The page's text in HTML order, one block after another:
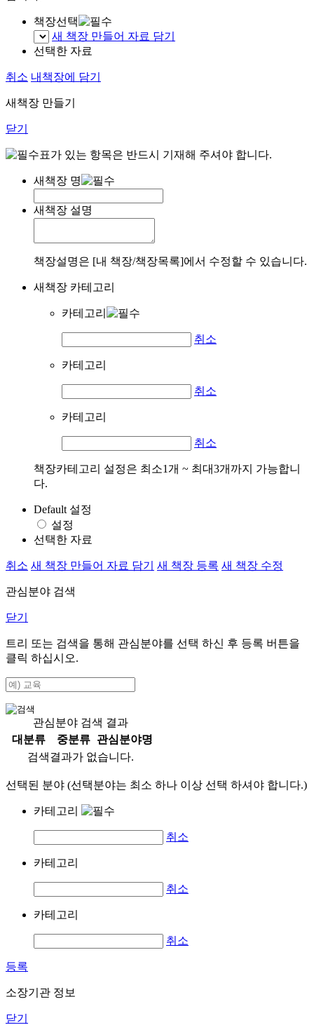
책장선택
새 책장 만들어 자료 담기
선택한 자료
취소 내책장에 담기
새책장 만들기
닫기
표가 있는 항목은 반드시 기재해 주셔야 합니다.
새책장 명
새책장 설명
책장설명은 [내 책장/책장목록]에서 수정할 수 있습니다.
새책장 카테고리
카테고리
취소
카테고리
취소
카테고리
취소
책장카테고리 설정은 최소1개 ~ 최대3개까지 가능합니
다.
Default 설정
설정
선택한 자료
취소 새 책장 만들어 자료 담기 새 책장 등록 새 책장 수정
관심분야 검색
닫기
트리 또는 검색을 통해 관심분야를 선택 하신 후 등록 버튼을
클릭 하십시오.
관심분야 검색 결과
대분류
중분류
관심분야명
검색결과가 없습니다.
선택된 분야 (선택분야는 최소 하나 이상 선택 하셔야 합니다.)
카테고리
취소
카테고리
취소
카테고리
취소
등록
소장기관 정보
닫기